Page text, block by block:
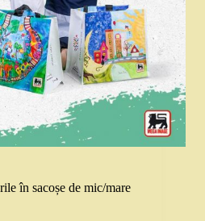
în sacoșe de mic/mare